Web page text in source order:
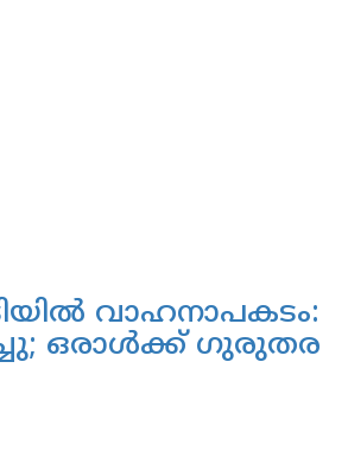
വാഹനാപകടം:
ഒരാള്‍ക്ക് ഗുരുതര